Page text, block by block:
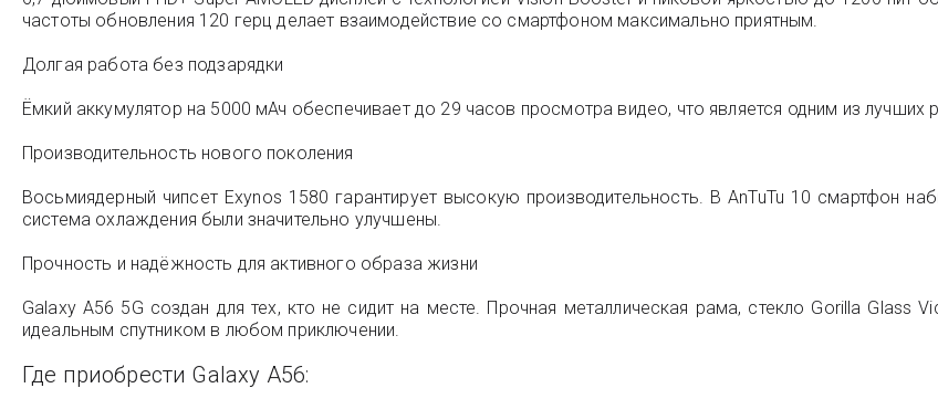
частоты обновления 120 герц делает взаимодействие со смартфоном максимально приятным.
Долгая работа без подзарядки
Ёмкий аккумулятор на 5000 мАч обеспечивает до 29 часов просмотра видео, что является одним из
Производительность нового поколения
Восьмиядерный чипсет Exynos 1580 гарантирует высокую производительность. В AnTuTu 10 смартфон
система охлаждения были значительно улучшены.
Прочность и надёжность для активного образа жизни
Galaxy A56 5G создан для тех, кто не сидит на месте. Прочная металлическая рама, стекло Gorilla Glass
идеальным спутником в любом приключении.
Где приобрести Galaxy A56: